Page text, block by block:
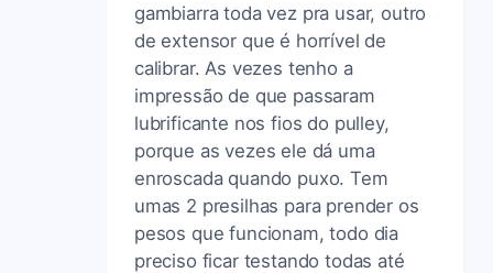
gambiarra toda vez pra usar, outro
de extensor que é horrível de
calibrar. As vezes tenho a
impressão de que passaram
lubrificante nos fios do pulley,
porque as vezes ele dá uma
enroscada quando puxo. Tem
umas 2 presilhas para prender os
pesos que funcionam, todo dia
preciso ficar testando todas até